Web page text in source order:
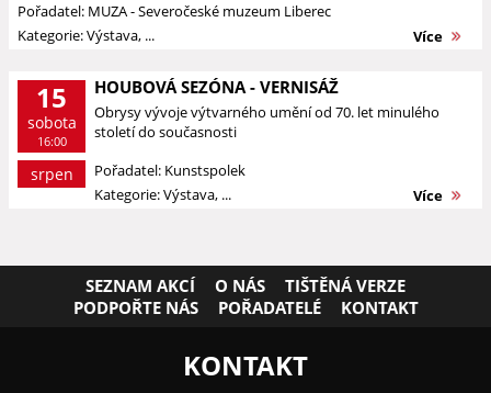
Pořadatel: MUZA - Severočeské muzeum Liberec
Kategorie: Výstava, ...
Více
15
sobota
16:00
srpen
HOUBOVÁ SEZÓNA - VERNISÁŽ
Obrysy vývoje výtvarného umění od 70. let minulého
století do současnosti
Pořadatel: Kunstspolek
Kategorie: Výstava, ...
Více
SEZNAM AKCÍ O NÁS
TIŠTĚNÁ VERZE
PODPOŘTE NÁS
POŘADATELÉ KONTAKT
KONTAKT